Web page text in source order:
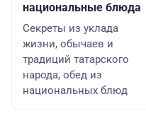
национальные блюда
Секреты из уклада
жизни, обычаев и
традиций татарского
народа, обед из
национальных блюд